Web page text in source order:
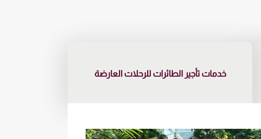
خدمات تأجير الطائرات للرحلات العارضة